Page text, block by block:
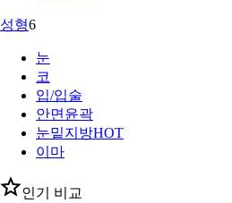
성형6
눈
코
입/입술
안면윤곽
눈밑지방HOT
이마
인기 비교